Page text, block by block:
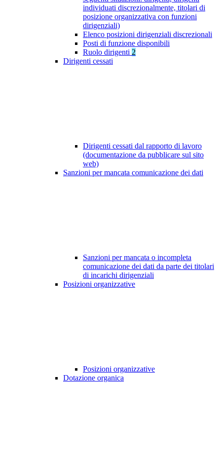
individuati discrezionalmente, titolari di
posizione organizzativa con funzioni
dirigenziali)
Elenco posizioni dirigenziali discrezionali
Posti di funzione disponibili
Ruolo dirigenti 2
Dirigenti cessati
Dirigenti cessati dal rapporto di lavoro
(documentazione da pubblicare sul sito
web)
Sanzioni per mancata comunicazione dei dati
Sanzioni per mancata o incompleta
comunicazione dei dati da parte dei titolari
di incarichi dirigenziali
Posizioni organizzative
Posizioni organizzative
Dotazione organica